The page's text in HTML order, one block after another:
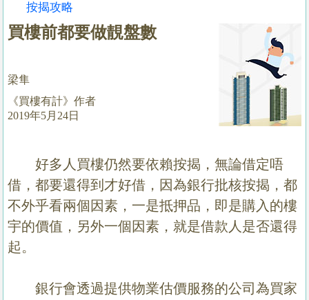
據
佈
置
關
於
我
們
按揭攻略
買樓前都要做靚盤數
梁隼
《買樓有計》作者
2019年5月24日
好多人買樓仍然要依賴按揭，無論借定唔
借，都要還得到才好借，因為銀行批核按揭，都
不外乎看兩個因素，一是抵押品，即是購入的樓
宇的價值，另外一個因素，就是借款人是否還得
起。
銀行會透過提供物業估價服務的公司為買家